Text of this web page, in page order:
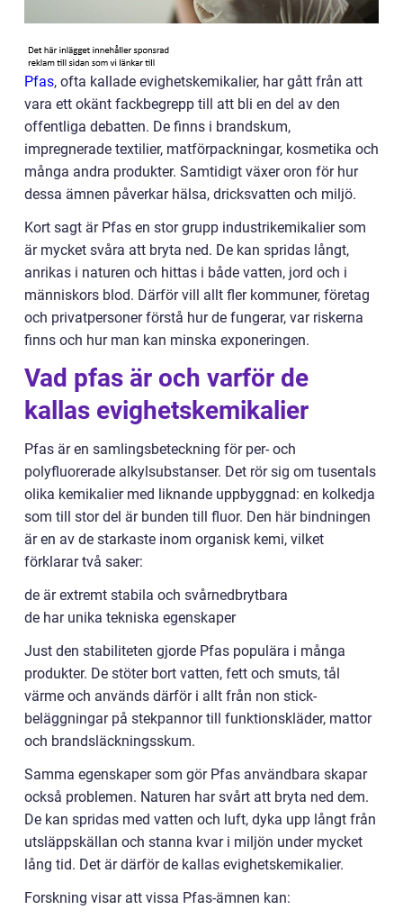
Pfas, ofta kallade evighetskemikalier, har gått från att
vara ett okänt fackbegrepp till att bli en del av den
offentliga debatten. De finns i brandskum,
impregnerade textilier, matförpackningar, kosmetika och
många andra produkter. Samtidigt växer oron för hur
dessa ämnen påverkar hälsa, dricksvatten och miljö.
Kort sagt är Pfas en stor grupp industrikemikalier som
är mycket svåra att bryta ned. De kan spridas långt,
anrikas i naturen och hittas i både vatten, jord och i
människors blod. Därför vill allt fler kommuner, företag
och privatpersoner förstå hur de fungerar, var riskerna
finns och hur man kan minska exponeringen.
Vad pfas är och varför de
kallas evighetskemikalier
Pfas är en samlingsbeteckning för per- och
polyfluorerade alkylsubstanser. Det rör sig om tusentals
olika kemikalier med liknande uppbyggnad: en kolkedja
som till stor del är bunden till fluor. Den här bindningen
är en av de starkaste inom organisk kemi, vilket
förklarar två saker:
de är extremt stabila och svårnedbrytbara
de har unika tekniska egenskaper
Just den stabiliteten gjorde Pfas populära i många
produkter. De stöter bort vatten, fett och smuts, tål
värme och används därför i allt från non stick-
beläggningar på stekpannor till funktionskläder, mattor
och brandsläckningsskum.
Samma egenskaper som gör Pfas användbara skapar
också problemen. Naturen har svårt att bryta ned dem.
De kan spridas med vatten och luft, dyka upp långt från
utsläppskällan och stanna kvar i miljön under mycket
lång tid. Det är därför de kallas evighetskemikalier.
Forskning visar att vissa Pfas-ämnen kan: